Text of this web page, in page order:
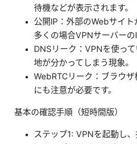
待機などが表示されます。
公開IP：外部のWebサイ
多くの場合VPNサーバーの
DNSリーク：VPNを使っ
地が分かってしまう現象。
WebRTCリーク：ブラウ
にも注意が必要です。
基本の確認手順（短時間版）
ステップ1: VPNを起動し